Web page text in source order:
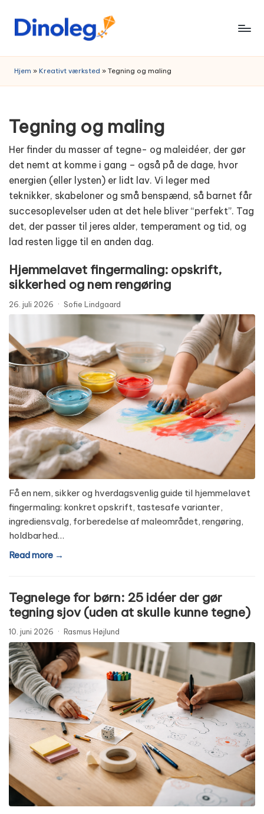
content
Hjem » Kreativt værksted » Tegning og maling
Tegning og maling
Her finder du masser af tegne- og maleidéer, der gør
det nemt at komme i gang – også på de dage, hvor
energien (eller lysten) er lidt lav. Vi leger med
teknikker, skabeloner og små benspænd, så barnet får
succesoplevelser uden at det hele bliver “perfekt”. Tag
det, der passer til jeres alder, temperament og tid, og
lad resten ligge til en anden dag.
Hjemmelavet fingermaling: opskrift,
sikkerhed og nem rengøring
26. juli 2026 · Sofie Lindgaard
Få en nem, sikker og hverdagsvenlig guide til hjemmelavet
fingermaling: konkret opskrift, tastesafe varianter,
ingrediensvalg, forberedelse af maleområdet, rengøring,
holdbarhed…
Read more →
Tegnelege for børn: 25 idéer der gør
tegning sjov (uden at skulle kunne tegne)
10. juni 2026 · Rasmus Højlund